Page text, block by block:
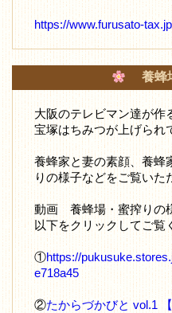
https://www.furusato-
養蜂
大阪のテレビマン達が作
宝塚はちみつが上げられ
養蜂家と妻の素顔、養蜂
りの様子などをご覧いた
動画 養蜂場・蜜搾りの
以下をクリックしてご覧
①https://
e718a45
②たからづかびと vol.1